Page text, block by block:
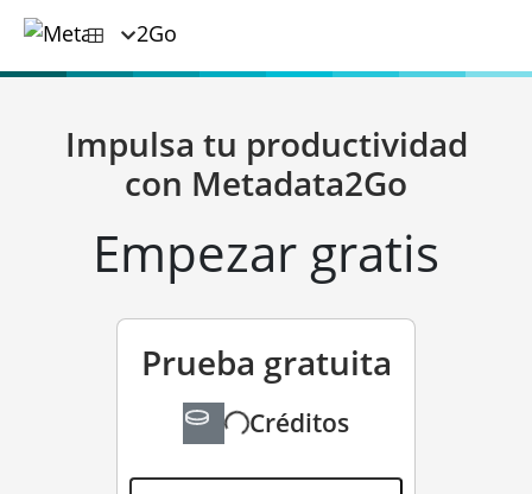
Impulsa tu productividad
con Metadata2Go
Empezar gratis
Prueba gratuita
Créditos